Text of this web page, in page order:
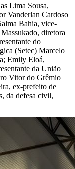
Lima Sousa,
Vanderlan Cardoso
Bahia, vice-
diretora
do
(Setec) Marcelo
Emily Eloá,
da União
Vitor do Grêmio
ex-prefeito de
da defesa civil,